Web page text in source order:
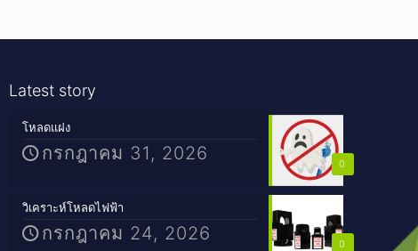
Latest story
0
โหลดแฝง
กรกฎาคม 31, 2026
0
วิเคราะห์โหลดไฟฟ้า
กรกฎาคม 24, 2026